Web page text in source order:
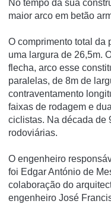
No tempo da sua
maior arco em betão
O comprimento total da
uma largura de 26,5m.
flecha, arco esse
paralelas, de 8m de
contraventamento
faixas de rodagem e
ciclistas. Na década de
rodoviárias.
O engenheiro
foi Edgar António de
colaboração do
engenheiro José